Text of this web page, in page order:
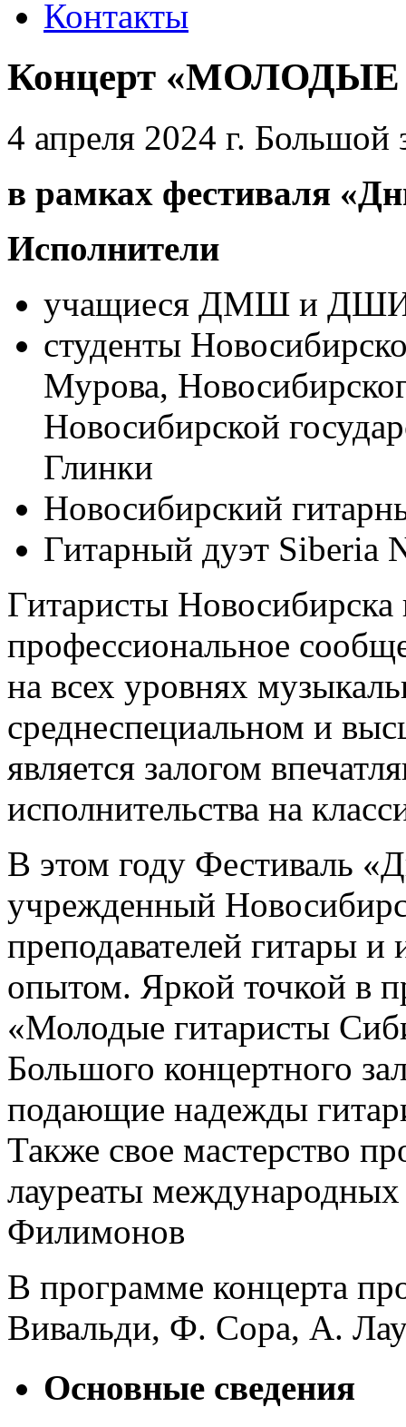
Контакты
Концерт
4 апреля 2024 г. Большой
в рамках фестиваля
Исполнители
учащиеся ДМШ и ДШИ
студенты
Мурова,
Новосибирской
Глинки
Новосибирский
Гитарный дуэт Siberia
Гитаристы Новосибирска
профессиональное
на всех уровнях
среднеспециальном и
является залогом
исполнительства на
В этом году Фестиваль
учрежденный
преподавателей гитары
опытом. Яркой точкой в
«Молодые гитаристы
Большого концертного
подающие надежды
Также свое мастерство
лауреаты
Филимонов
В программе концерта
Вивальди, Ф. Сора, А.
Основные сведения